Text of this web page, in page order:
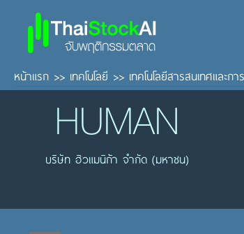
หน้าแรก >> เทคโนโลยี >> เทคโนโลยีสารสนเทศและก
HUMAN
บริษัท ฮิวแมนิก้า จำกัด (มหาชน)